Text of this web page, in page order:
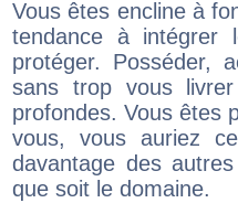
Vous êtes encline à
tendance à
protéger. Posséder,
sans trop vous
profondes. Vous êtes
vous, vous auriez
davantage des
que soit le domaine.